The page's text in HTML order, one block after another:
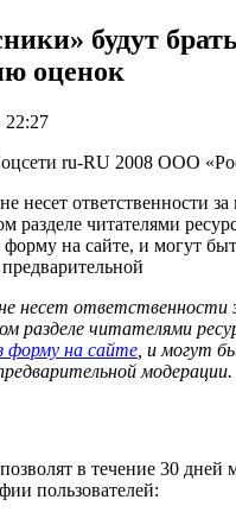
будут
оценок
22:27
ru-RU 2008 ООО
несет ответственности
разделе читателями
форму на сайте, и могут
несет ответственности
разделе читателями
форму на сайте , и могут
модерации.
в течение 30 дней
пользователей: